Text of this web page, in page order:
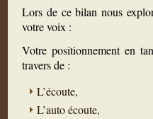
Lors de ce bilan nous
votre voix :
Votre positionnement en
travers de :
L’écoute,
L’auto écoute,